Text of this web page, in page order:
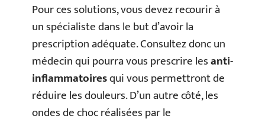
Pour ces solutions, vous devez recourir à
un spécialiste dans le but d’avoir la
prescription adéquate. Consultez donc un
médecin qui pourra vous prescrire lesanti-
inflammatoiresqui vous permettront de
réduire les douleurs. D’un autre côté, les
ondes de choc réalisées par le